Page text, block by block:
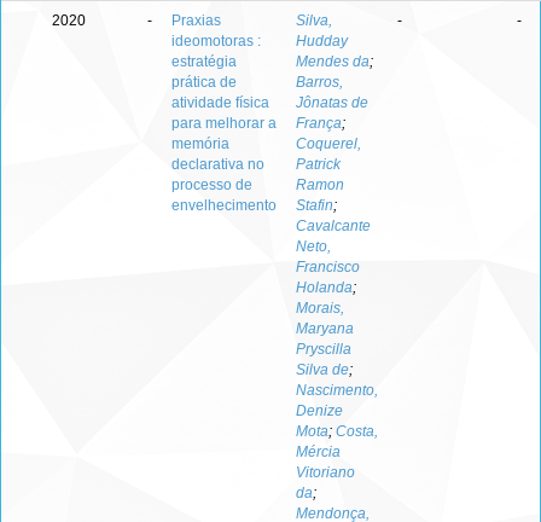
2020 -
Praxias
ideomotoras :
estratégia
prática de
atividade física
para melhorar a
memória
declarativa no
processo de
envelhecimento
Silva,
Hudday
Mendes da;
Barros,
Jônatas de
França;
Coquerel,
Patrick
Ramon
Stafin;
Cavalcante
Neto,
Francisco
Holanda;
Morais,
Maryana
Pryscilla
Silva de;
Nascimento,
Denize
Mota; Costa,
Mércia
Vitoriano
da;
Mendonça,
- -